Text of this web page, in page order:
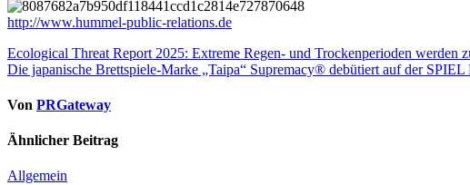
http://www.hummel-public-relations.de
Beitragsnavigation
Ecological Threat Report 2025: Extreme Regen- und Trockenperioden
Die japanische Brettspiele-Marke „Taipa“ Supremacy® debütiert auf der SPIEL
Von PRGateway
Ähnlicher Beitrag
Allgemein